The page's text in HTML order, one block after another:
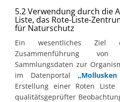
5.2 Verwendung durch die
Liste, das Rote-Liste-
für Naturschutz
Ein wesentliches Ziel
Zusammenführung
Sammlungsdaten zur
im Datenportal
Erstellung einer Roten Liste
qualitätsgeprüfter